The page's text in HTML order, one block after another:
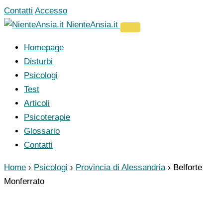
Vai
al
Contatti Accesso
NienteAnsia.it
Homepage
Disturbi
Psicologi
Test
Articoli
Psicoterapie
Glossario
Contatti
Home › Psicologi › Provincia di Alessandria › Belforte
Monferrato